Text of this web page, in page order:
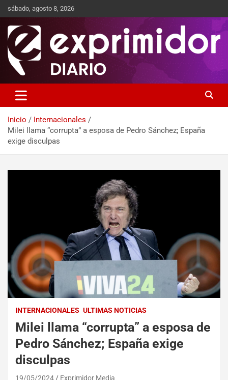
sábado, agosto 8, 2026
Exprimidor media
Inicio
Internacionales
Milei llama “corrupta” a esposa de Pedro Sánchez; España
exige disculpas
INTERNACIONALES ULTIMAS NOTICIAS
Milei llama “corrupta” a esposa de
Pedro Sánchez; España exige
disculpas
19/05/2024 Exprimidor Media